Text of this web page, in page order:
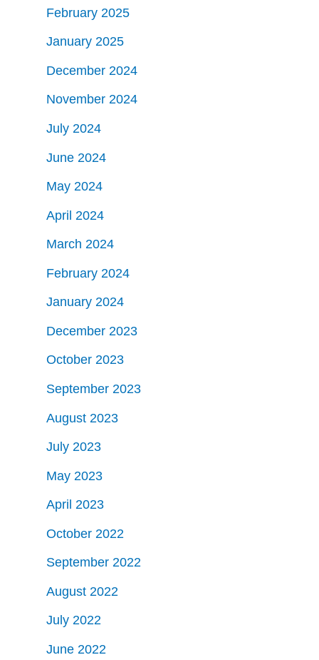
February 2025
January 2025
December 2024
November 2024
July 2024
June 2024
May 2024
April 2024
March 2024
February 2024
January 2024
December 2023
October 2023
September 2023
August 2023
July 2023
May 2023
April 2023
October 2022
September 2022
August 2022
July 2022
June 2022